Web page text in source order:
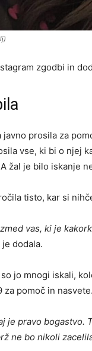
zgodbi in
prosila za
vse, ki bi o njej
žal je bilo iskanje
tisto, kar si
vas, ki je
dodala.
jo mnogi iskali,
za pomoč in nasvete.
je pravo bogastvo.
ne bo nikoli